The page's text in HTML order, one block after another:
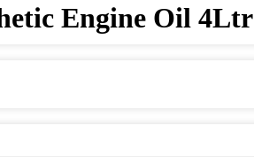
Engine Oil 4Ltr